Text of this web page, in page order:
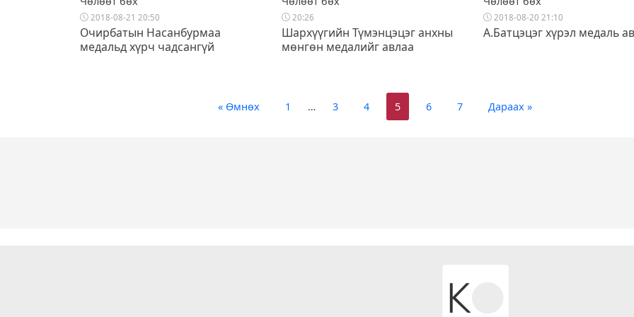
2018-08-21 20:50
Очирбатын Насанбурмаа
медальд хүрч чадсангүй
20:26
Шархүүгийн Түмэнцэцэг анхны
мөнгөн медалийг авлаа
2018-08-20 21:10
А.Батцэцэг хүрэл медаль
« Өмнөх 1 … 3 4 5 6 7 Дараах »